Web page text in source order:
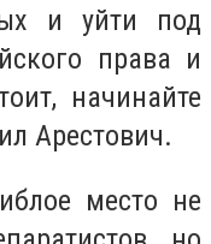
и уйти под
права и
начинайте
Арестович.
место не